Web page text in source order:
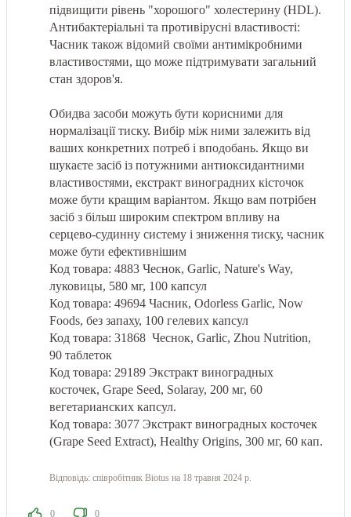
підвищити рівень "хорошого" холестерину (HDL).
Антибактеріальні та противірусні властивості:
Часник також відомий своїми антимікробними
властивостями, що може підтримувати загальний
стан здоров'я.
Обидва засоби можуть бути корисними для
нормалізації тиску. Вибір між ними залежить від
ваших конкретних потреб і вподобань. Якщо ви
шукаєте засіб із потужними антиоксидантними
властивостями, екстракт виноградних кісточок
може бути кращим варіантом. Якщо вам потрібен
засіб з більш широким спектром впливу на
серцево-судинну систему і зниження тиску, часник
може бути ефективнішим
Код товара: 4883 Чеснок, Garlic, Nature's Way,
луковицы, 580 мг, 100 капсул
Код товара: 49694 Часник, Odorless Garlic, Now
Foods, без запаху, 100 гелевих капсул
Код товара: 31868 Чеснок, Garlic, Zhou Nutrition,
90 таблеток
Код товара: 29189 Экстракт виноградных
косточек, Grape Seed, Solaray, 200 мг, 60
вегетарианских капсул.
Код товара: 3077 Экстракт виноградных косточек
(Grape Seed Extract), Healthy Origins, 300 мг, 60 кап.
Відповідь: співробітник Biotus на 18 травня 2024 р.
0 0